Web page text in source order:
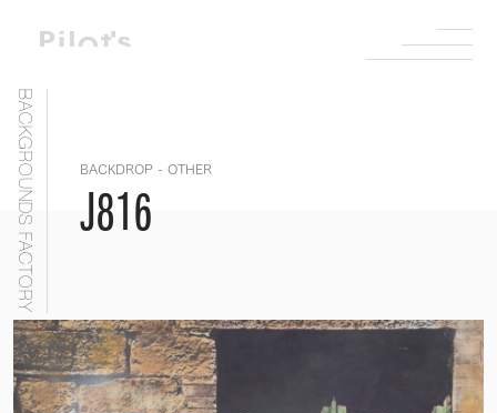
BACKGROUNDS FACTORY BACKDROP - OTHER
J816